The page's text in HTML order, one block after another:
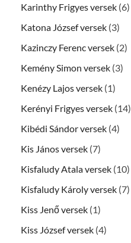
Karinthy Frigyes versek (6)
Katona József versek (3)
Kazinczy Ferenc versek (2)
Kemény Simon versek (3)
Kenézy Lajos versek (1)
Kerényi Frigyes versek (14)
Kibédi Sándor versek (4)
Kis János versek (7)
Kisfaludy Atala versek (10)
Kisfaludy Károly versek (7)
Kiss Jenő versek (1)
Kiss József versek (4)